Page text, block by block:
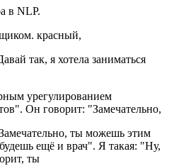
в NLP.
красный,
так, я хотела заниматься
урегулированием
Он говорит: "Замечательно,
ты можешь этим
ещё и врач". Я такая: "Ну,
ты